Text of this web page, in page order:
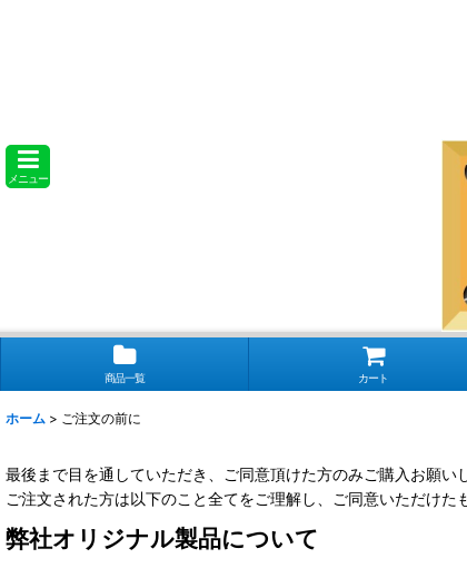
メニュー
商品一覧 カート
ホーム > ご注文の前に
最後まで目を通していただき、ご同意頂けた方のみご購入お願い
ご注文された方は以下のこと全てをご理解し、ご同意いただけた
弊社オリジナル製品について